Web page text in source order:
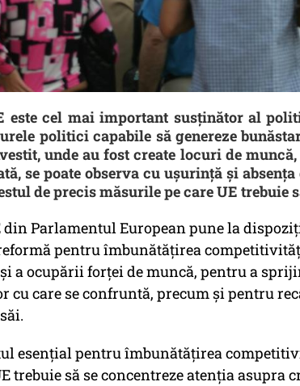
este cel mai important susținător al
politici capabile să genereze
unde au fost create locuri de
se poate observa cu ușurință și
de precis măsurile pe care UE trebuie
din Parlamentul European pune la
pentru îmbunătățirea
a ocupării forței de muncă, pentru a
cu care se confruntă, precum și pentru
esențial pentru îmbunătățirea
trebuie să se concentreze atenția asupra